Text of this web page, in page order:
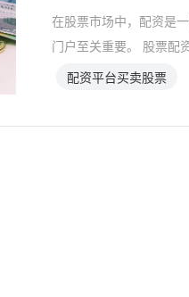
在股票市场中，配资是
门户至关重要。 股票配
配资平台买卖股票